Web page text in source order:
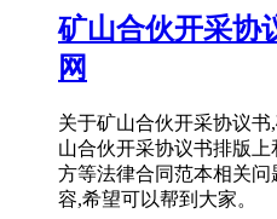
矿山合伙开采协
网
关于矿山合伙开采协议
山合伙开采协议书排版
方等法律合同范本相关
容,希望可以帮到大家。